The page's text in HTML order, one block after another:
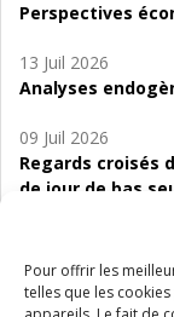
Pour offrir les
telles que les
Perspectives
13 Juil 2026
Analyses
09 Juil 2026
Regards croisés
de jour de bas
06 Juil 2026
Étude